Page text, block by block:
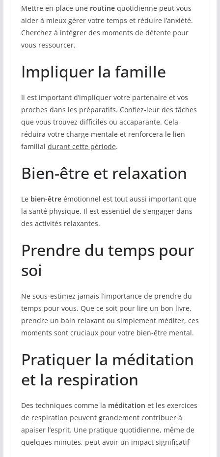
Mettre en place une routinequotidienne peut vous
aider à mieux gérer votre temps et réduire l’anxiété.
Cherchez à intégrer des moments de détente pour
vous ressourcer.
Impliquer la famille
Il est important d’impliquer votre partenaire et vos
proches dans les préparatifs. Confiez-leur des tâches
que vous trouvez difficiles ou accaparante. Cela
réduira votre charge mentale et renforcera le lien
familial durant cette période.
Bien-être et relaxation
Le bien-êtreémotionnel est tout aussi important que
la santé physique. Il est essentiel de s’engager dans
des activités relaxantes.
Prendre du temps pour
soi
Ne sous-estimez jamais l’importance de prendre du
temps pour vous. Que ce soit pour lire un bon livre,
prendre un bain relaxant ou simplement méditer, ces
moments sont cruciaux pour votre bien-être mental.
Pratiquer la méditation
et la respiration
Des techniques comme la méditation et les exercices
de respiration peuvent grandement contribuer à
apaiser l’esprit. Une pratique quotidienne, même de
quelques minutes, peut avoir un impact significatif